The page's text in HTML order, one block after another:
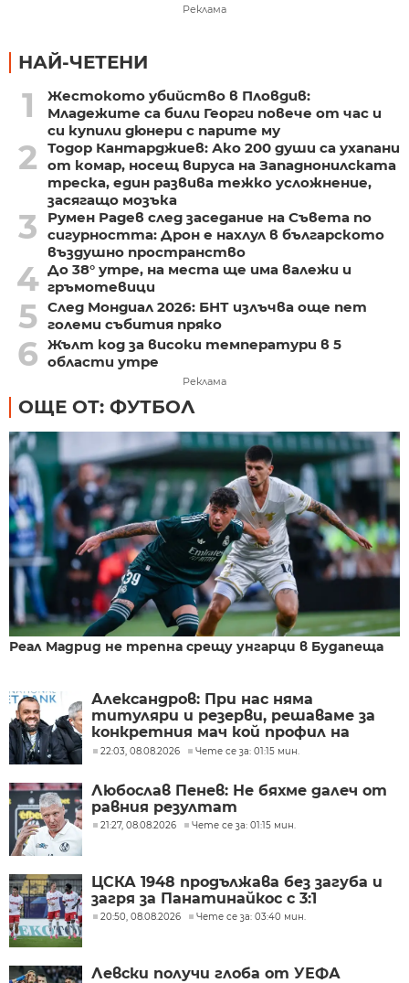
Реклама
НАЙ-ЧЕТЕНИ
1
Жестокото убийство в Пловдив:
Младежите са били Георги повече от час и
си купили дюнери с парите му
2
Тодор Кантарджиев: Ако 200 души са ухапани
от комар, носещ вируса на Западнонилската
треска, един развива тежко усложнение,
засягащо мозъка
3
Румен Радев след заседание на Съвета по
сигурността: Дрон е нахлул в българското
въздушно пространство
4 До 38° утре, на места ще има валежи и
гръмотевици
5 След Мондиал 2026: БНТ излъчва още пет
големи събития пряко
6 Жълт код за високи температури в 5
области утре
Реклама
ОЩЕ ОТ: ФУТБОЛ
Реал Мадрид не трепна срещу унгарци в Будапеща
Александров: При нас няма
титуляри и резерви, решаваме за
конкретния мач кой профил на
футболисти ни е нужен
22:03, 08.08.2026 Чете се за: 01:15 мин.
Любослав Пенев: Не бяхме далеч от
равния резултат
21:27, 08.08.2026 Чете се за: 01:15 мин.
ЦСКА 1948 продължава без загуба и
загря за Панатинайкос с 3:1
20:50, 08.08.2026 Чете се за: 03:40 мин.
Левски получи глоба от УЕФА